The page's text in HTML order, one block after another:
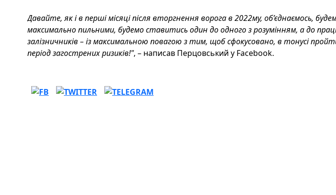
Давайте, як і в перші місяці після вторгнення ворога в 2022му, об’єднаємось,
максимально пильними, будемо ставитись один до одного з розумінням, а до
залізничників – із максимальною повагою з тим, щоб сфокусовано, в тонусі
період загострених ризиків!", – написав Перцовський у Facebook.